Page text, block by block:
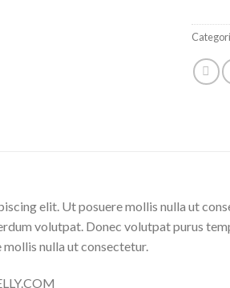
elit. Ut posuere mollis nulla ut
volutpat. Donec volutpat purus
nulla ut consectetur.